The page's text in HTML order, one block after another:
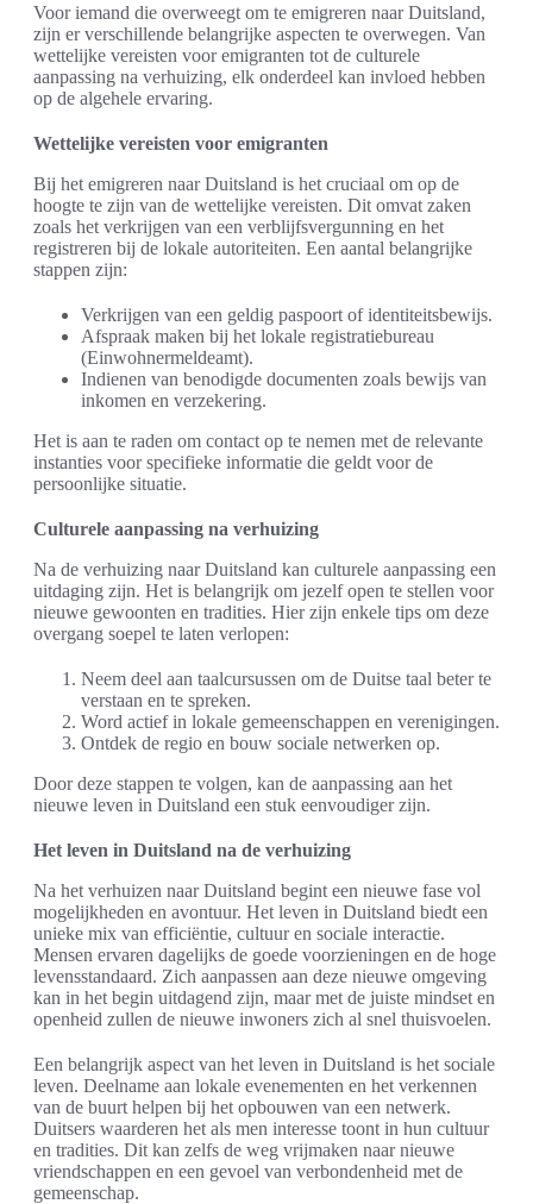
Voor iemand die overweegt om te emigreren naar Duitsland,
zijn er verschillende belangrijke aspecten te overwegen. Van
wettelijke vereisten voor emigranten tot de culturele
aanpassing na verhuizing, elk onderdeel kan invloed hebben
op de algehele ervaring.
Wettelijke vereisten voor emigranten
Bij het emigreren naar Duitsland is het cruciaal om op de
hoogte te zijn van de wettelijke vereisten. Dit omvat zaken
zoals het verkrijgen van een verblijfsvergunning en het
registreren bij de lokale autoriteiten. Een aantal belangrijke
stappen zijn:
Verkrijgen van een geldig paspoort of identiteitsbewijs.
Afspraak maken bij het lokale registratiebureau
(Einwohnermeldeamt).
Indienen van benodigde documenten zoals bewijs van
inkomen en verzekering.
Het is aan te raden om contact op te nemen met de relevante
instanties voor specifieke informatie die geldt voor de
persoonlijke situatie.
Culturele aanpassing na verhuizing
Na de verhuizing naar Duitsland kan culturele aanpassing een
uitdaging zijn. Het is belangrijk om jezelf open te stellen voor
nieuwe gewoonten en tradities. Hier zijn enkele tips om deze
overgang soepel te laten verlopen:
Neem deel aan taalcursussen om de Duitse taal beter te
verstaan en te spreken.
Word actief in lokale gemeenschappen en verenigingen.
Ontdek de regio en bouw sociale netwerken op.
Door deze stappen te volgen, kan de aanpassing aan het
nieuwe leven in Duitsland een stuk eenvoudiger zijn.
Het leven in Duitsland na de verhuizing
Na het verhuizen naar Duitsland begint een nieuwe fase vol
mogelijkheden en avontuur. Het leven in Duitsland biedt een
unieke mix van efficiëntie, cultuur en sociale interactie.
Mensen ervaren dagelijks de goede voorzieningen en de hoge
levensstandaard. Zich aanpassen aan deze nieuwe omgeving
kan in het begin uitdagend zijn, maar met de juiste mindset en
openheid zullen de nieuwe inwoners zich al snel thuisvoelen.
Een belangrijk aspect van het leven in Duitsland is het sociale
leven. Deelname aan lokale evenementen en het verkennen
van de buurt helpen bij het opbouwen van een netwerk.
Duitsers waarderen het als men interesse toont in hun cultuur
en tradities. Dit kan zelfs de weg vrijmaken naar nieuwe
vriendschappen en een gevoel van verbondenheid met de
gemeenschap.